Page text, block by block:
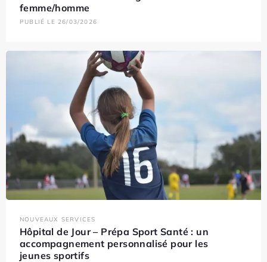
femme/homme
PUBLIÉ LE 26/03/2026
NOUVEAUX SERVICES
Hôpital de Jour – Prépa Sport Santé : un
accompagnement personnalisé pour les
jeunes sportifs